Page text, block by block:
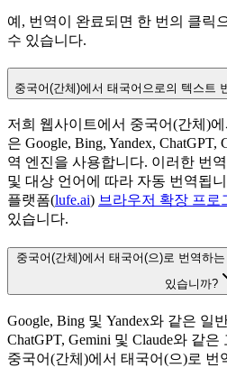
예, 번역이 완료되면 한 번의 클릭
수 있습니다.
중국어(간체)에서 태국어으로의 텍스트
저희 웹사이트에서 중국어(간체)
은 Google, Bing, Yandex, ChatGPT,
역 엔진을 사용합니다. 이러한 번
및 대상 언어에 따라 자동 번역됩
플랫폼(lufe.ai) 브라우저 확장 프로
있습니다.
중국어(간체)에서 태국어(으)로 번역하
있습니까?
Google, Bing 및 Yandex와 같은 일
ChatGPT, Gemini 및 Claude와 같
중국어(간체)에서 태국어(으)로 번